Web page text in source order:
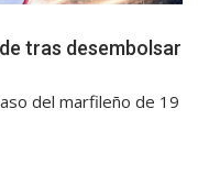
tras desembolsar
del marfileño de 19